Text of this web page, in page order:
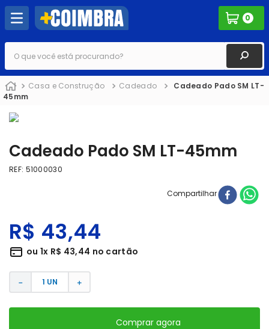
0
O que você está procurando?
Casa e Construção Cadeado
Cadeado Pado SM LT-
45mm
Cadeado Pado SM LT-45mm
REF: 51000030
Compartilhar
R$ 43,44
ou 1x R$ 43,44 no cartão
＋
－
Comprar agora